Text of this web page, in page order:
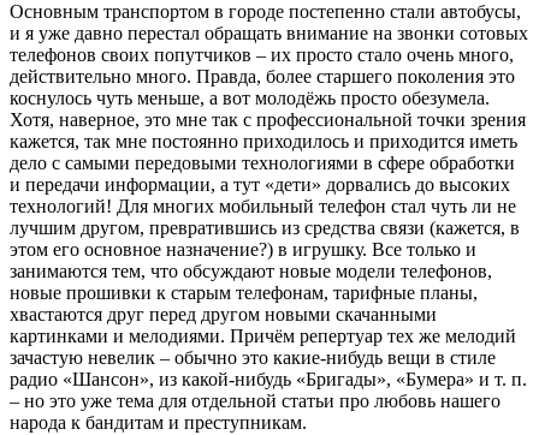
Основным транспортом в городе постепенно стали автобусы,
и я уже давно перестал обращать внимание на звонки сотовых
телефонов своих попутчиков – их просто стало очень много,
действительно много. Правда, более старшего поколения это
коснулось чуть меньше, а вот молодёжь просто обезумела.
Хотя, наверное, это мне так с профессиональной точки зрения
кажется, так мне постоянно приходилось и приходится иметь
дело с самыми передовыми технологиями в сфере обработки
и передачи информации, а тут «дети» дорвались до высоких
технологий! Для многих мобильный телефон стал чуть ли не
лучшим другом, превратившись из средства связи (кажется, в
этом его основное назначение?) в игрушку. Все только и
занимаются тем, что обсуждают новые модели телефонов,
новые прошивки к старым телефонам, тарифные планы,
хвастаются друг перед другом новыми скачанными
картинками и мелодиями. Причём репертуар тех же мелодий
зачастую невелик – обычно это какие-нибудь вещи в стиле
радио «Шансон», из какой-нибудь «Бригады», «Бумера» и т. п.
– но это уже тема для отдельной статьи про любовь нашего
народа к бандитам и преступникам.